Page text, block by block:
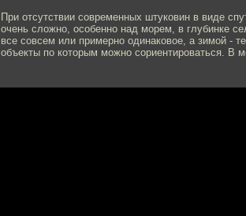
При отсутствии современных штуковин в виде
очень сложно, особенно над морем, в глубинке
все совсем или примерно одинаковое, а зимой -
объекты по которым можно сориентироваться. В